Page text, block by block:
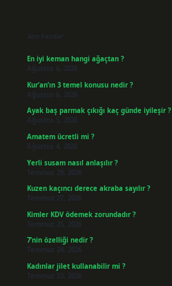
Son Yazılar
En iyi keman hangi ağaçtan ?
Ağustos 6, 2026
Kur’an’ın 3 temel konusu nedir ?
Ağustos 6, 2026
Ayak baş parmak çıkığı kaç günde iyileşir ?
Ağustos 5, 2026
Amatem ücretli mi ?
Ağustos 4, 2026
Yerli susam nasıl anlaşılır ?
Temmuz 29, 2026
Kuzen kaçıncı derece akraba sayılır ?
Temmuz 27, 2026
Kimler KDV ödemek zorundadır ?
Temmuz 25, 2026
7’nin özelliği nedir ?
Temmuz 24, 2026
Kadınlar jilet kullanabilir mi ?
Temmuz 23, 2026